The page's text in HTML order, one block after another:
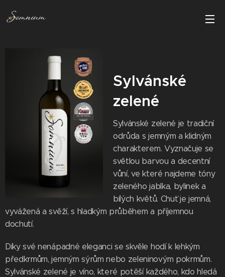
Sylvánské
zelené
Sylvánské zelené je tradiční
odrůda s jemným a klidným
charakterem. Vyznačuje se
světlou barvou a decentní
vůní, ve které najdeme tóny
zeleného jablka, bylinek a
bílých květů. Chuť je jemná,
vyvážená a svěží, s hladkým průběhem a příjemnou
dochutí.
Díky své nenápadné eleganci se skvěle hodí k lehkým
předkrmům, jemným sýrům nebo zeleninovým pokrmům.
Sylvánské zelené je víno, které potěší každého, kdo hledá